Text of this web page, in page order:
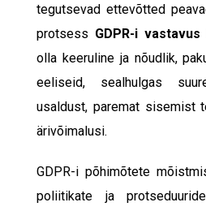
tegutsevad ettevõtted
protsess GDPR-i vastavus
olla keeruline ja nõudlik,
eeliseid, sealhulgas
usaldust, paremat sisemist
ärivõimalusi.
GDPR-i põhimõtete
poliitikate ja